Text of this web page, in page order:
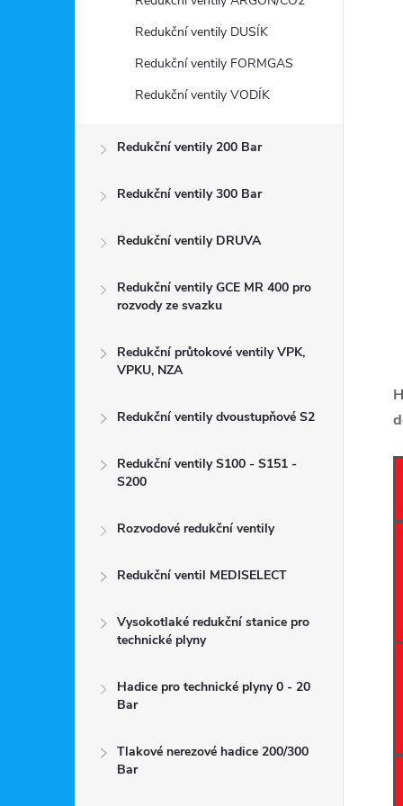
Redukční ventily DUSÍK
Redukční ventily FORMGAS
Redukční ventily VODÍK
Redukční ventily 200 Bar
Redukční ventily 300 Bar
Redukční ventily DRUVA
Redukční ventily GCE MR 400 pro
rozvody ze svazku
Redukční průtokové ventily VPK,
VPKU, NZA
Redukční ventily dvoustupňové S2
Redukční ventily S100 - S151 -
S200
Rozvodové redukční ventily
Redukční ventil MEDISELECT
Vysokotlaké redukční stanice pro
technické plyny
Hadice pro technické plyny 0 - 20
Bar
Tlakové nerezové hadice 200/300
Bar